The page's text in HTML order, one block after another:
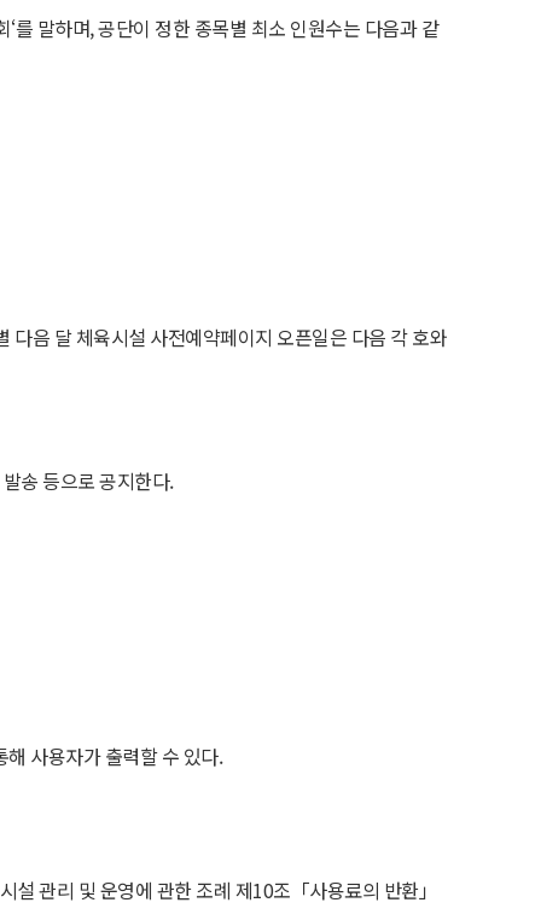
를 말하며, 공단이 정한 종목별 최소 인원수는 다음과 같
다음 달 체육시설 사전예약페이지 오픈일은 다음 각 호와
송 등으로 공지한다.
사용자가 출력할 수 있다.
관리 및 운영에 관한 조례 제10조「사용료의 반환」